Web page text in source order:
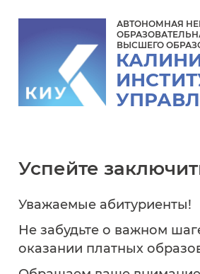
АВТОНОМНАЯ
ВЫСШЕГО
Успейте
Уважаемые абитуриенты!
Не забудьте о важном
оказании платных